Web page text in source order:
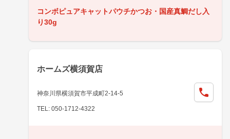
コンボピュアキャットパウチかつお・国産真鯛だし入
り30g
ホームズ横須賀店
神奈川県横須賀市平成町2-14-5
TEL: 050-1712-4322